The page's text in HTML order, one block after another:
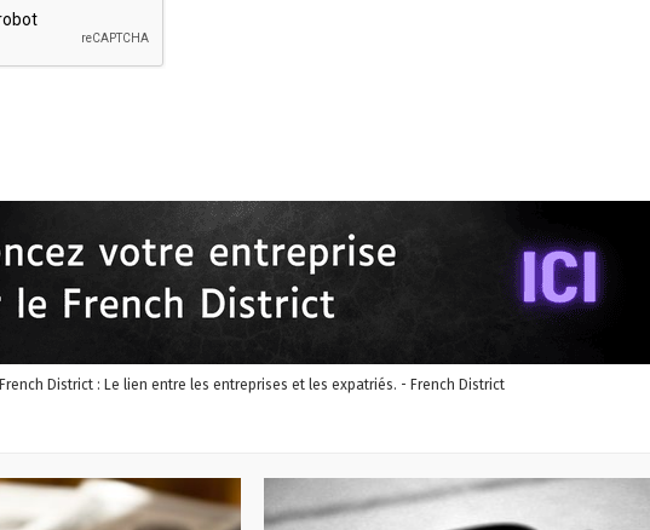
French District : Le lien entre les entreprises et les expatriés. - French District